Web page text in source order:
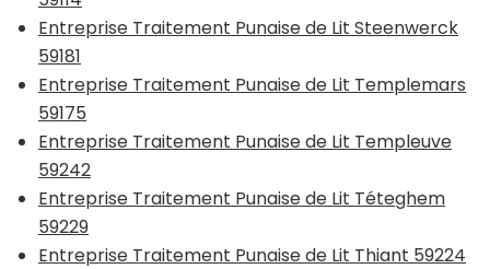
Entreprise Traitement Punaise de Lit Steenwerck
59181
Entreprise Traitement Punaise de Lit Templemars
59175
Entreprise Traitement Punaise de Lit Templeuve
59242
Entreprise Traitement Punaise de Lit Téteghem
59229
Entreprise Traitement Punaise de Lit Thiant 59224